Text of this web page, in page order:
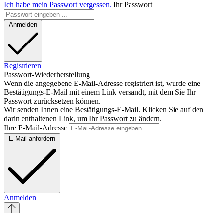
Ich habe mein Passwort vergessen. Ihr Passwort
Anmelden
Registrieren
Passwort-Wiederherstellung
Wenn die angegebene E-Mail-Adresse registriert ist, wurde eine
Bestätigungs-E-Mail mit einem Link versandt, mit dem Sie Ihr
Passwort zurücksetzen können.
Wir senden Ihnen eine Bestätigungs-E-Mail. Klicken Sie auf den
darin enthaltenen Link, um Ihr Passwort zu ändern.
Ihre E-Mail-Adresse
E-Mail anfordern
Anmelden